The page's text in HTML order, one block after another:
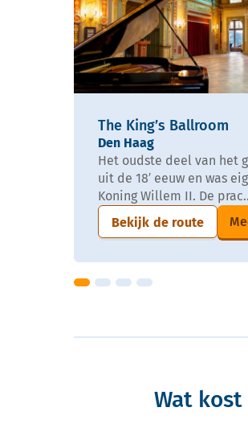
The King’s Ballroom
Den Haag
Het oudste deel van het
uit de 18′ eeuw en was
Koning Willem II. De
Bekijk de route
Wat kost